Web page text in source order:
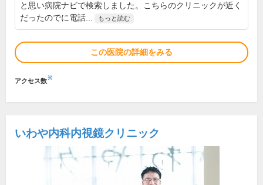
と思い病院ナビで検索しました。こちらのクリニックが近く
だったのでに電話...
もっと読む
この医院の詳細をみる
アクセス数※
いわや内科内視鏡クリニック